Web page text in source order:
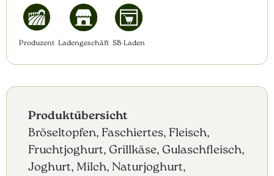
Produzent Ladengeschäft SB-Laden
Produktübersicht
Bröseltopfen, Faschiertes, Fleisch,
Fruchtjoghurt, Grillkäse, Gulaschfleisch,
Joghurt, Milch, Naturjoghurt,